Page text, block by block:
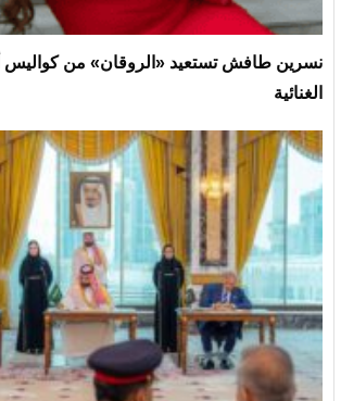
نسرين طافش تستعيد «الروقان» من كواليس
الغنائية